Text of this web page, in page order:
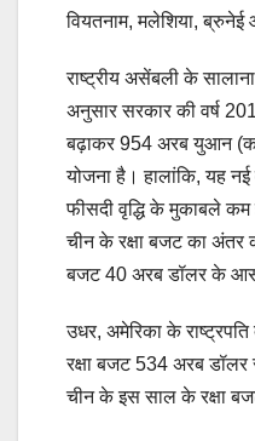
वियतनाम, मलेशिया, ब्रुनेई
राष्ट्रीय असेंबली के
अनुसार सरकार की वर्ष
बढ़ाकर 954 अरब युआन
योजना है। हालांकि, यह
फीसदी वृद्धि के मुकाबले
चीन के रक्षा बजट का अंतर
बजट 40 अरब डॉलर के
उधर, अमेरिका के
रक्षा बजट 534 अरब
चीन के इस साल के रक्षा